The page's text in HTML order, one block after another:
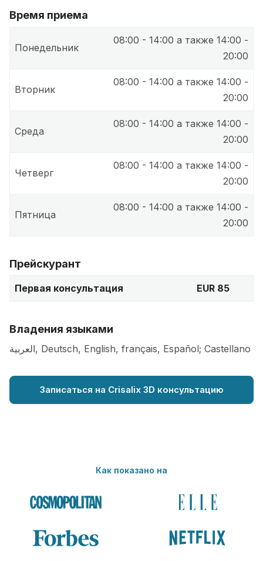
Время приема
Понедельник
08:00 - 14:00 а также 14:00 -
20:00
Вторник
08:00 - 14:00 а также 14:00 -
20:00
Среда
08:00 - 14:00 а также 14:00 -
20:00
Четверг
08:00 - 14:00 а также 14:00 -
20:00
Пятница
08:00 - 14:00 а также 14:00 -
20:00
Прейскурант
Первая консультация EUR 85
Владения языками
العربية, Deutsch, English, français, Español; Castellano
Записаться на Crisalix 3D консультацию
Как показано на